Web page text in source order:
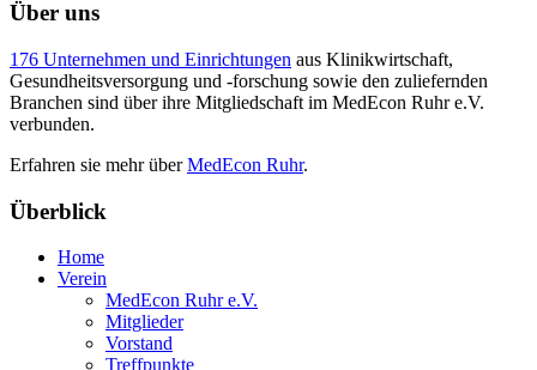
Über uns
176 Unternehmen und Einrichtungen aus Klinikwirtschaft,
Gesundheitsversorgung und -forschung sowie den zuliefernden
Branchen sind über ihre Mitgliedschaft im MedEcon Ruhr e.V.
verbunden.
Erfahren sie mehr überMedEcon Ruhr.
Überblick
Home
Verein
MedEcon Ruhr e.V.
Mitglieder
Vorstand
Treffpunkte